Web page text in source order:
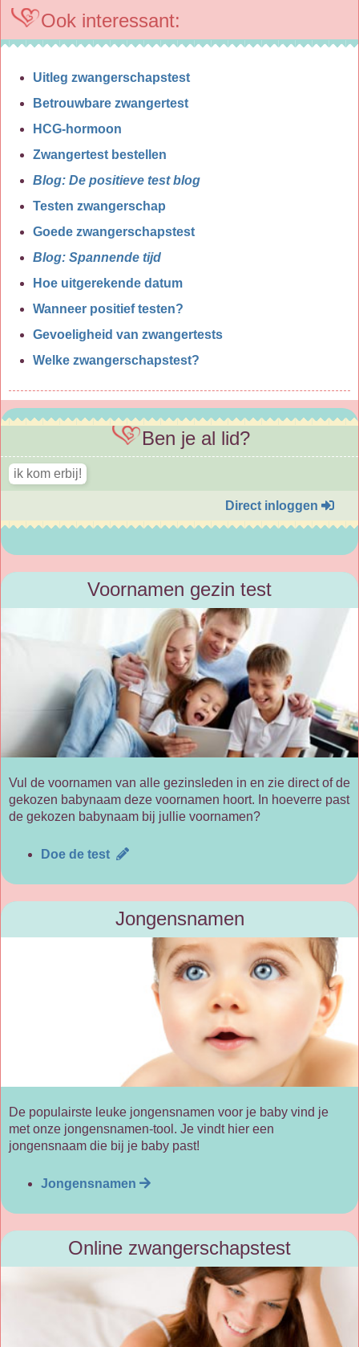
Ook interessant:
Uitleg zwangerschapstest
Betrouwbare zwangertest
HCG-hormoon
Zwangertest bestellen
Blog: De positieve test blog
Testen zwangerschap
Goede zwangerschapstest
Blog: Spannende tijd
Hoe uitgerekende datum
Wanneer positief testen?
Gevoeligheid van zwangertests
Welke zwangerschapstest?
Ben je al lid?
Direct inloggen
Voornamen gezin test
Vul de voornamen van alle gezinsleden in en zie direct of de
gekozen babynaam deze voornamen hoort. In hoeverre past
de gekozen babynaam bij jullie voornamen?
Doe de test
Jongensnamen
De populairste leuke jongensnamen voor je baby vind je
met onze jongensnamen-tool. Je vindt hier een
jongensnaam die bij je baby past!
Jongensnamen
Online zwangerschapstest